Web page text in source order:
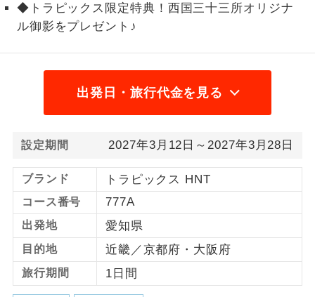
◆トラピックス限定特典！西国三十三所オリジナ
ル御影をプレゼント♪
出発日・旅行代金を見る
設定期間 2027年3月12日～2027年3月28日
ブランド トラピックス HNT
コース番号 777A
出発地 愛知県
目的地 近畿／京都府・大阪府
旅行期間 1日間
トラベルイヤ
ホン
周りの音を気にせず、ガイドさんの説明
1名様から出発可能な個人型プランで
す。
2名様から出発可能な個人型プランで
加限定
スです。
1名様1室同代
金
1名様1室利用でも追加料金がかからない
コースです。
ご夫婦限定
ご夫婦限定でご参加いただけるコースで
す。